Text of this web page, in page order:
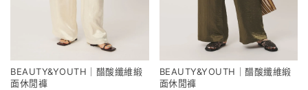
BEAUTY&YOUTH｜醋酸纖維緞
面休閒褲
BEAUTY&YOUTH｜醋酸纖維緞
面休閒褲